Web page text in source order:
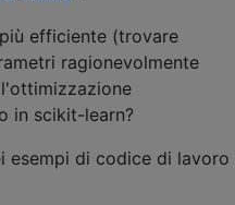
efficiente (trovare
ragionevolmente
in scikit-learn?
esempi di codice di lavoro